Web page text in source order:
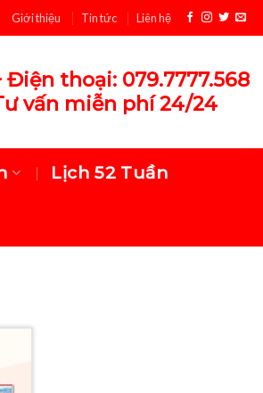
Giới thiệu Tin tức Liên hệ
Điện thoại: 079.7777.568
vấn miễn phí 24/24
Lịch 52 Tuần